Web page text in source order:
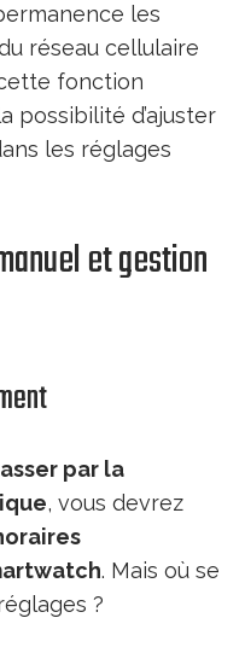
les
réseau cellulaire
fonction
possibilité d’ajuster
les réglages
et gestion
par la
, vous devrez
. Mais où se
?